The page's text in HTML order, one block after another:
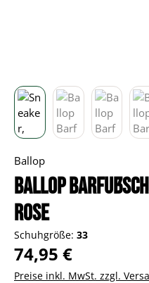
Ballop
Ballop
rose
Schuhgröße: 33
Regulärer Preis:
74,95 €
Preise inkl. MwSt. zzgl.